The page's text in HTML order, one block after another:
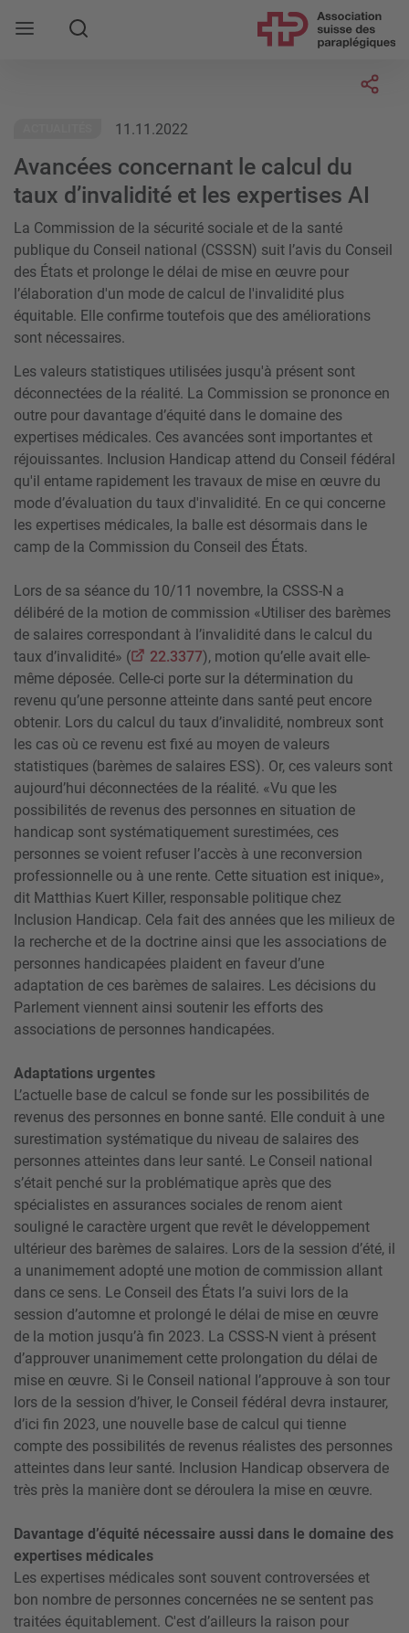
Rechercher
11.11.2022
Avancées concernant le calcul du
taux d’invalidité et les expertises AI
La Commission de la sécurité sociale et de la santé
publique du Conseil national (CSSSN) suit l’avis du Conseil
des États et prolonge le délai de mise en œuvre pour
l’élaboration d'un mode de calcul de l'invalidité plus
équitable. Elle confirme toutefois que des améliorations
sont nécessaires.
Les valeurs statistiques utilisées jusqu'à présent sont
déconnectées de la réalité. La Commission se prononce en
outre pour davantage d’équité dans le domaine des
expertises médicales. Ces avancées sont importantes et
réjouissantes. Inclusion Handicap attend du Conseil fédéral
qu'il entame rapidement les travaux de mise en œuvre du
mode d’évaluation du taux d'invalidité. En ce qui concerne
les expertises médicales, la balle est désormais dans le
camp de la Commission du Conseil des États.
Lors de sa séance du 10/11 novembre, la CSSS-N a
délibéré de la motion de commission «Utiliser des barèmes
de salaires correspondant à l’invalidité dans le calcul du
taux d’invalidité» (
22.3377), motion qu’elle avait elle-
même déposée. Celle-ci porte sur la détermination du
revenu qu’une personne atteinte dans santé peut encore
obtenir. Lors du calcul du taux d’invalidité, nombreux sont
les cas où ce revenu est fixé au moyen de valeurs
statistiques (barèmes de salaires ESS). Or, ces valeurs sont
aujourd’hui déconnectées de la réalité. «Vu que les
possibilités de revenus des personnes en situation de
handicap sont systématiquement surestimées, ces
personnes se voient refuser l’accès à une reconversion
professionnelle ou à une rente. Cette situation est inique»,
dit Matthias Kuert Killer, responsable politique chez
Inclusion Handicap. Cela fait des années que les milieux de
la recherche et de la doctrine ainsi que les associations de
personnes handicapées plaident en faveur d’une
adaptation de ces barèmes de salaires. Les décisions du
Parlement viennent ainsi soutenir les efforts des
associations de personnes handicapées.
Adaptations urgentes
L’actuelle base de calcul se fonde sur les possibilités de
revenus des personnes en bonne santé. Elle conduit à une
surestimation systématique du niveau de salaires des
personnes atteintes dans leur santé. Le Conseil national
s’était penché sur la problématique après que des
spécialistes en assurances sociales de renom aient
souligné le caractère urgent que revêt le développement
ultérieur des barèmes de salaires. Lors de la session d’été, il
a unanimement adopté une motion de commission allant
dans ce sens. Le Conseil des États l’a suivi lors de la
session d’automne et prolongé le délai de mise en œuvre
de la motion jusqu’à fin 2023. La CSSS-N vient à présent
d’approuver unanimement cette prolongation du délai de
mise en œuvre. Si le Conseil national l’approuve à son tour
lors de la session d’hiver, le Conseil fédéral devra instaurer,
d’ici fin 2023, une nouvelle base de calcul qui tienne
compte des possibilités de revenus réalistes des personnes
atteintes dans leur santé. Inclusion Handicap observera de
très près la manière dont se déroulera la mise en œuvre.
Davantage d’équité nécessaire aussi dans le domaine des
expertises médicales
Les expertises médicales sont souvent controversées et
bon nombre de personnes concernées ne se sentent pas
traitées équitablement. C'est d’ailleurs la raison pour